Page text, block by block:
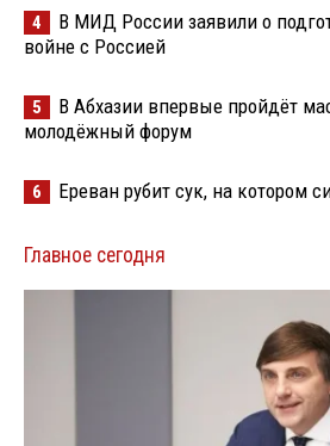
4
В МИД России заявили о
войне с Россией
5
В Абхазии впервые пройдёт
молодёжный форум
6 Ереван рубит сук, на котором
Главное сегодня